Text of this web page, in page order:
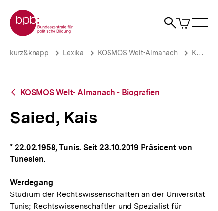
zum
Seiteninhalt
springen
Zur Startseite der bpb
Suche
Artikel
im
Saied,
Brotkrümelnavigation
Pfadnavigation
kurz&knapp Lexika KOSMOS Welt-Almanach KOSMOS Welt- Almanach - Biografien
Zurück
Übersicht
KOSMOS Welt- Almanach - Biografien
Saied, Kais
* 22.02.1958, Tunis. Seit 23.10.2019 Präsident von
Tunesien.
Werdegang
Studium der Rechtswissenschaften an der Universität
Tunis; Rechtswissenschaftler und Spezialist für